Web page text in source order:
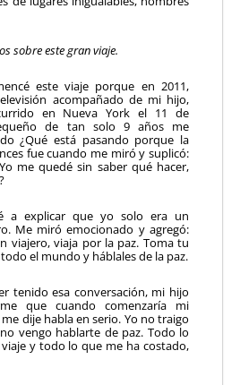
sobre este gran viaje.
este viaje porque en 2011,
acompañado de mi hijo,
en Nueva York el 11 de
de tan solo 9 años me
¿Qué está pasando porque la
fue cuando me miró y suplicó:
me quedé sin saber qué hacer,
a explicar que yo solo era un
Me miró emocionado y agregó:
viajero, viaja por la paz. Toma tu
el mundo y háblales de la paz.
tenido esa conversación, mi hijo
que cuando comenzaría mi
dije habla en serio. Yo no traigo
vengo hablarte de paz. Todo lo
y todo lo que me ha costado,